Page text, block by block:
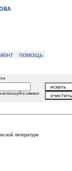
помощь
используйте символ